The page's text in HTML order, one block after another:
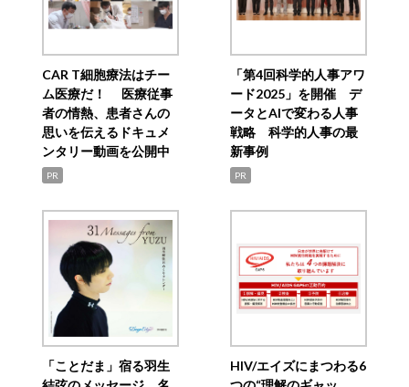
CAR T細胞療法はチー
ム医療だ！ 医療従事
者の情熱、患者さんの
思いを伝えるドキュメ
ンタリー動画を公開中
PR
「第4回科学的人事アワ
ード2025」を開催 デ
ータとAIで変わる人事
戦略 科学的人事の最
新事例
PR
「ことだま」宿る羽生
HIV/エイズにまつわる6